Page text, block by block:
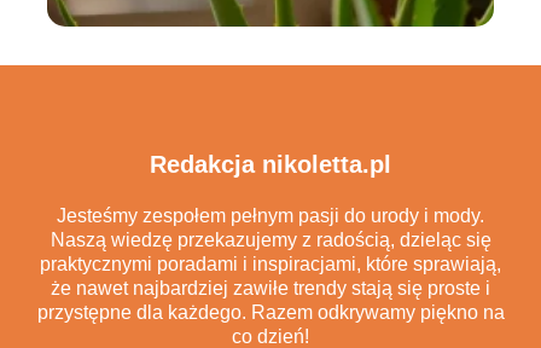
Redakcja nikoletta.pl
Jesteśmy zespołem pełnym pasji do urody i mody.
Naszą wiedzę przekazujemy z radością, dzieląc się
praktycznymi poradami i inspiracjami, które sprawiają,
że nawet najbardziej zawiłe trendy stają się proste i
przystępne dla każdego. Razem odkrywamy piękno na
co dzień!